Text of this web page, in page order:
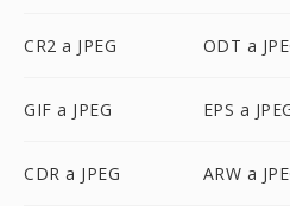
CR2 a JPEG ODT a
GIF a JPEG EPS a
CDR a JPEG ARW a